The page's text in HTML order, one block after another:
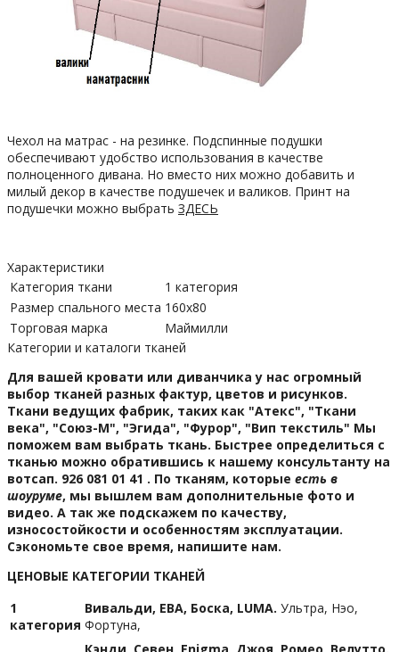
Чехол на матрас - на резинке. Подспинные подушки
обеспечивают удобство использования в качестве
полноценного дивана. Но вместо них можно добавить и
милый декор в качестве подушечек и валиков. Принт на
подушечки можно выбрать ЗДЕСЬ
Характеристики
Категория ткани
1 категория
Размер спального места 160х80
Торговая марка
Маймилли
Категории и каталоги тканей
Для вашей кровати или диванчика у нас огромный
выбор тканей разных фактур, цветов и рисунков.
Ткани ведущих фабрик, таких как "Атекс", "Ткани
века", "Союз-М", "Эгида", "Фурор", "Вип текстиль" Мы
поможем вам выбрать ткань. Быстрее определиться с
тканью можно обратившись к нашему консультанту на
вотсап. 926 081 01 41 . По тканям, которые есть в
шоуруме, мы вышлем вам дополнительные фото и
видео. А так же подскажем по качеству,
износостойкости и особенностям эксплуатации.
Сэкономьте свое время, напишите нам.
ЦЕНОВЫЕ КАТЕГОРИИ ТКАНЕЙ
1
категория
Вивальди, ЕВА, Боска, LUMA. Ультра, Нэо,
Фортуна,
Кэнди, Севен, Enigma, Джоя, Ромео, Велутто.